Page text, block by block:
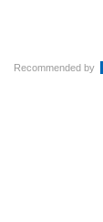
Recommended by